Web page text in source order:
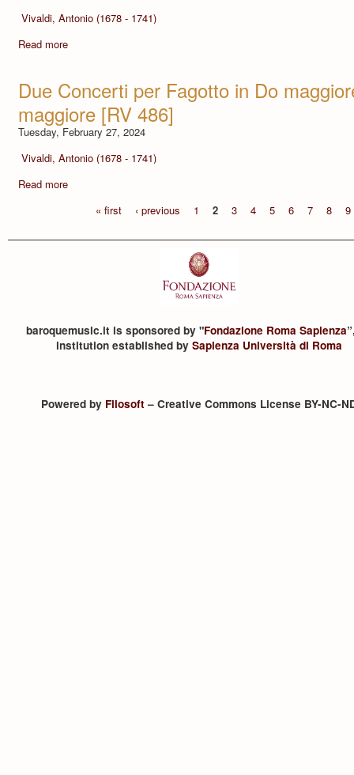
Vivaldi, Antonio (1678 - 1741)
Read more
Due Concerti per Fagotto in Do
maggiore [RV 486]
Tuesday, February 27, 2024
Vivaldi, Antonio (1678 - 1741)
Read more
« first
‹ previous 1 2 3 4 5 6 7 8 9
baroquemusic.it is sponsored by "Fondazione Roma Sapienza
institution established by Sapienza Università di Roma
Powered by Filosoft– Creative Commons License BY-NC-